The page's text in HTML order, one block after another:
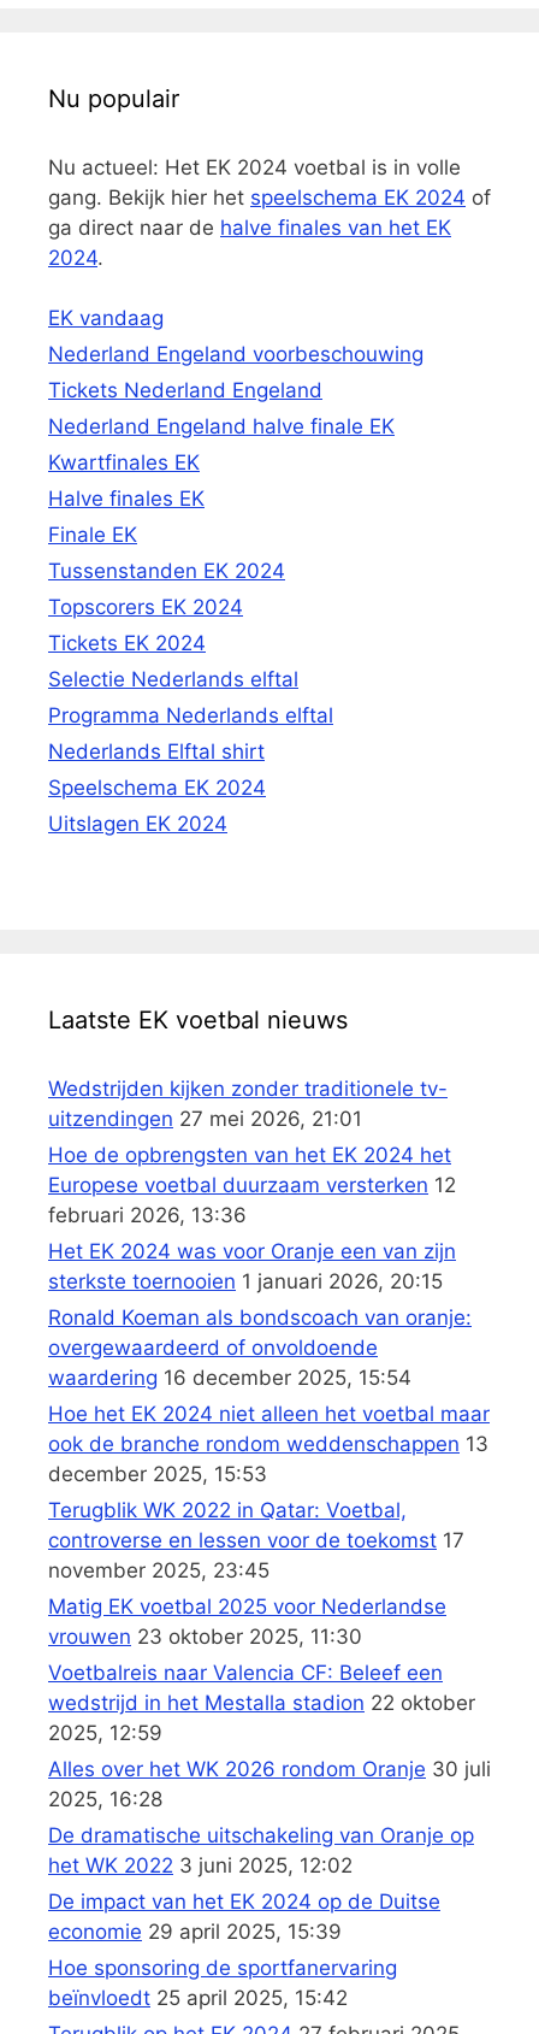
Nu populair
Nu actueel: Het EK 2024 voetbal is in volle
gang. Bekijk hier het speelschema EK 2024 of
ga direct naar de halve finales van het EK
2024.
EK vandaag
Nederland Engeland voorbeschouwing
Tickets Nederland Engeland
Nederland Engeland halve finale EK
Kwartfinales EK
Halve finales EK
Finale EK
Tussenstanden EK 2024
Topscorers EK 2024
Tickets EK 2024
Selectie Nederlands elftal
Programma Nederlands elftal
Nederlands Elftal shirt
Speelschema EK 2024
Uitslagen EK 2024
Laatste EK voetbal nieuws
Wedstrijden kijken zonder traditionele tv-
uitzendingen 27 mei 2026, 21:01
Hoe de opbrengsten van het EK 2024 het
Europese voetbal duurzaam versterken 12
februari 2026, 13:36
Het EK 2024 was voor Oranje een van zijn
sterkste toernooien 1 januari 2026, 20:15
Ronald Koeman als bondscoach van oranje:
overgewaardeerd of onvoldoende
waardering 16 december 2025, 15:54
Hoe het EK 2024 niet alleen het voetbal maar
ook de branche rondom weddenschappen 13
december 2025, 15:53
Terugblik WK 2022 in Qatar: Voetbal,
controverse en lessen voor de toekomst 17
november 2025, 23:45
Matig EK voetbal 2025 voor Nederlandse
vrouwen 23 oktober 2025, 11:30
Voetbalreis naar Valencia CF: Beleef een
wedstrijd in het Mestalla stadion 22 oktober
2025, 12:59
Alles over het WK 2026 rondom Oranje 30 juli
2025, 16:28
De dramatische uitschakeling van Oranje op
het WK 2022 3 juni 2025, 12:02
De impact van het EK 2024 op de Duitse
economie 29 april 2025, 15:39
Hoe sponsoring de sportfanervaring
beïnvloedt 25 april 2025, 15:42